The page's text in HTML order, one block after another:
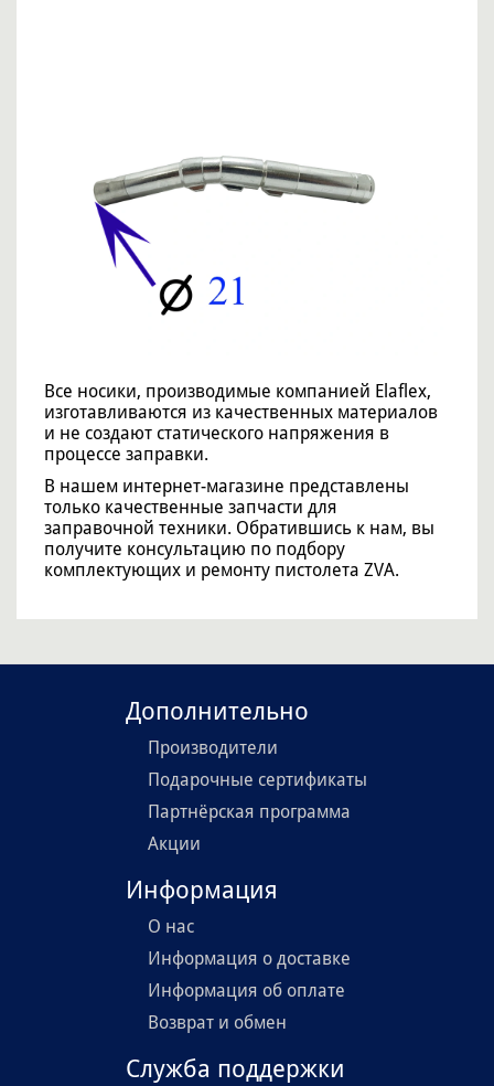
Все носики, производимые компанией Elaflex,
изготавливаются из качественных материалов
и не создают статического напряжения в
процессе заправки.
В нашем интернет-магазине представлены
только качественные запчасти для
заправочной техники. Обратившись к нам, вы
получите консультацию по подбору
комплектующих и ремонту пистолета ZVA.
Дополнительно
Производители
Подарочные сертификаты
Партнёрская программа
Акции
Информация
О нас
Информация о доставке
Информация об оплате
Возврат и обмен
Служба поддержки